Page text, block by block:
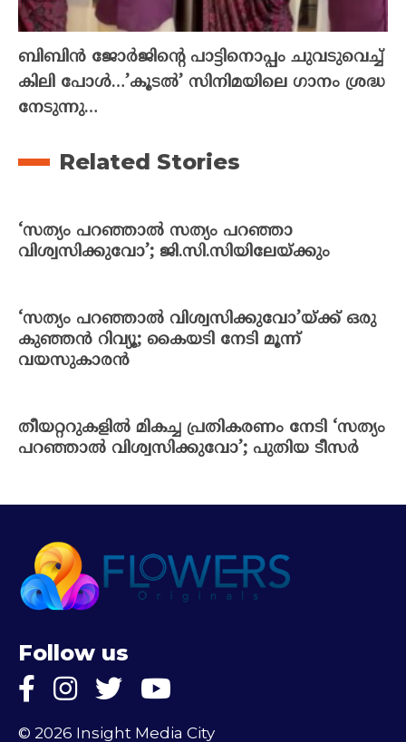
ബിബിൻ ജോർജിന്റെ പാട്ടിനൊപ്പം ചുവടുവെച്ച്
കിലി പോൾ…’കൂടൽ’ സിനിമയിലെ ഗാനം ശ്രദ്ധ
നേടുന്നു…
Related Stories
‘സത്യം പറഞ്ഞാല്‍ സത്യം പറഞ്ഞാ
വിശ്വസിക്കുവോ’; ജി.സി.സിയിലേയ്ക്കും
‘സത്യം പറഞ്ഞാല്‍ വിശ്വസിക്കുവോ’യ്ക്ക് ഒരു
കുഞ്ഞന്‍ റിവ്യൂ; കൈയടി നേടി മൂന്ന്
വയസുകാരന്‍
തീയറ്ററുകളില്‍ മികച്ച പ്രതികരണം നേടി ‘സത്യം
പറഞ്ഞാല്‍ വിശ്വസിക്കുവോ’; പുതിയ ടീസര്‍
Follow us
© 2026 Insight Media City